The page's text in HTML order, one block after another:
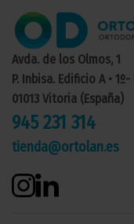
Avda. de los Olmos, 1
P. Inbisa. Edificio A •
01013 Vitoria (España)
945 231 314
tienda@ortolan.es